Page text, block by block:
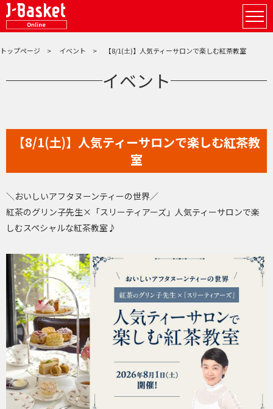
トップページ イベント 【8/1(土)】人気ティーサロンで楽しむ紅茶教室
イベント
【8/1(土)】人気ティーサロンで楽しむ紅茶教
室
＼おいしいアフタヌーンティーの世界／
紅茶のグリン子先生×「スリーティアーズ」人気ティーサロンで楽
しむスペシャルな紅茶教室♪